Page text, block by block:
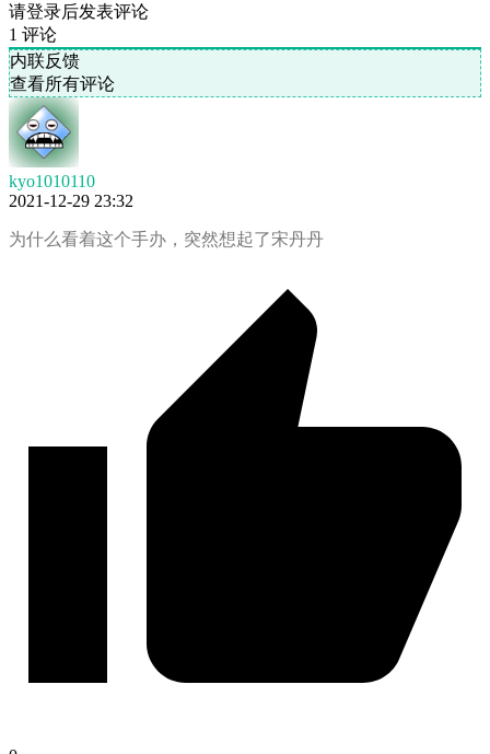
请登录后发表评论
1 评论
内联反馈
查看所有评论
kyo1010110
2021-12-29 23:32
为什么看着这个手办，突然想起了宋丹丹